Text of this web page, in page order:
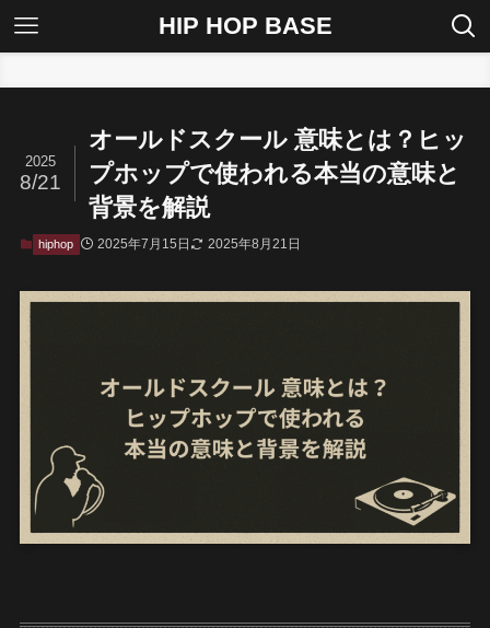
HIP HOP BASE
オールドスクール 意味とは？ヒッ
プホップで使われる本当の意味と
背景を解説
2025
8/21
hiphop 2025年7月15日 2025年8月21日